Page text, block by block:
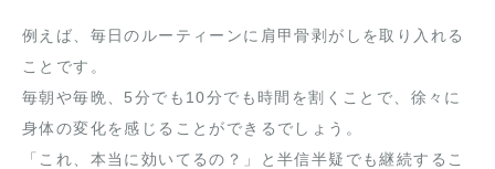
例えば、毎日のルーティーンに肩甲骨剥がしを取り入れる
ことです。
毎朝や毎晩、5分でも10分でも時間を割くことで、徐々に
身体の変化を感じることができるでしょう。
「これ、本当に効いてるの？」と半信半疑でも継続するこ